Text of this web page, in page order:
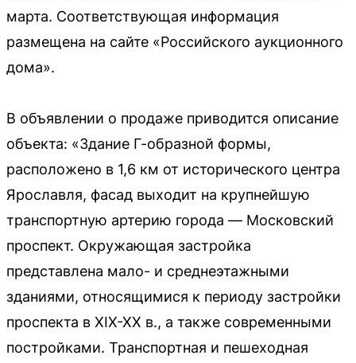
марта. Соответствующая информация
размещена на сайте «Российского аукционного
дома».
В объявлении о продаже приводится описание
объекта: «Здание Г-образной формы,
расположено в 1,6 км от исторического центра
Ярославля, фасад выходит на крупнейшую
транспортную артерию города — Московский
проспект. Окружающая застройка
представлена мало- и среднеэтажными
зданиями, относящимися к периоду застройки
проспекта в ХIХ-ХХ в., а также современными
постройками. Транспортная и пешеходная